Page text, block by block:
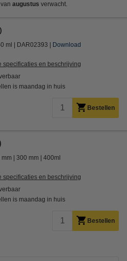
van augustus verwacht.
ml DAR02393 Download
specificaties en beschrijving
is maandag in huis
Bestellen
mm 300 mm 400ml
specificaties en beschrijving
is maandag in huis
Bestellen